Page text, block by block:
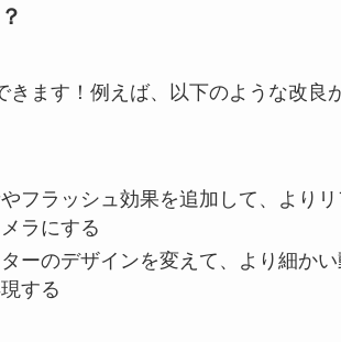
きます！例えば、以下のような改良
フラッシュ効果を追加して、より
ラにする
ーのデザインを変えて、より細か
する